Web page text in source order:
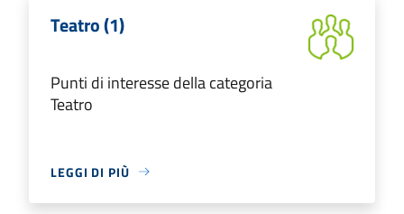
Teatro (1)
Punti di interesse della categoria
Teatro
LEGGI DI PIÙ